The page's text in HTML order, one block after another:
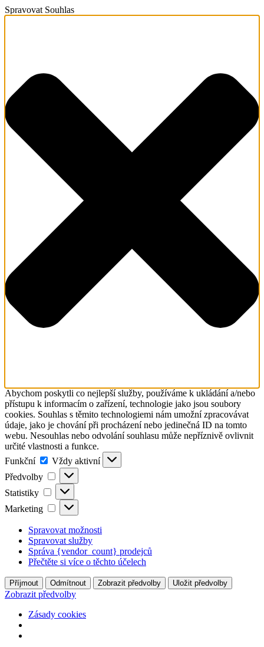
Spravovat Souhlas
Abychom poskytli co nejlepší služby, používáme k ukládání a/nebo
přístupu k informacím o zařízení, technologie jako jsou soubory
cookies. Souhlas s těmito technologiemi nám umožní zpracovávat
údaje, jako je chování při procházení nebo jedinečná ID na tomto
webu. Nesouhlas nebo odvolání souhlasu může nepříznivě ovlivnit
určité vlastnosti a funkce.
Funkční
Funkční
Vždy aktivní
Předvolby
Předvolby
Statistiky Statistiky
Marketing Marketing
Spravovat možnosti
Spravovat služby
Správa {vendor_count} prodejců
Přečtěte si více o těchto účelech
Příjmout Odmítnout Zobrazit předvolby Uložit předvolby
Zobrazit předvolby
Zásady cookies